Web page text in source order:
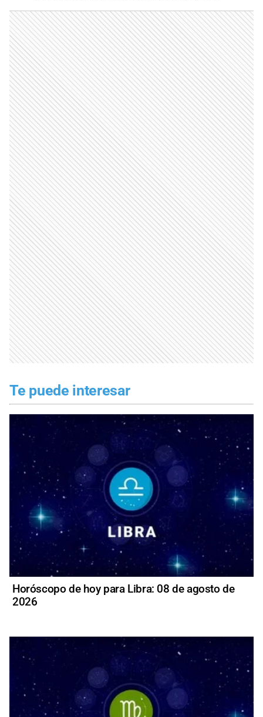
Te puede interesar
Horóscopo de hoy para Libra: 08 de agosto de
2026